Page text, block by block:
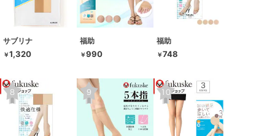
サブリナ
￥1,320
福助
￥990
福助
￥748